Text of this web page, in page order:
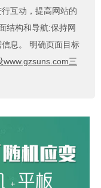
互动，提高网站的
结构和导航:保持网
息。 明确页面目标
www.gzsuns.com三